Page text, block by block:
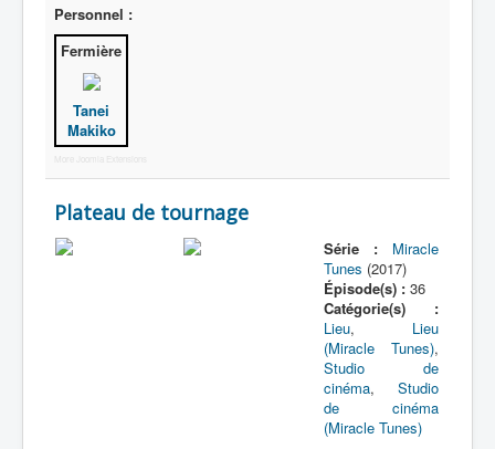
Personnel :
Fermière
Tanei
Makiko
More Joomla Extensions
Plateau de tournage
Série :
Miracle
Tunes (2017)
Épisode(s) :36
Catégorie(s) :
Lieu, Lieu
(Miracle Tunes),
Studio de
cinéma, Studio
de cinéma
(Miracle Tunes)